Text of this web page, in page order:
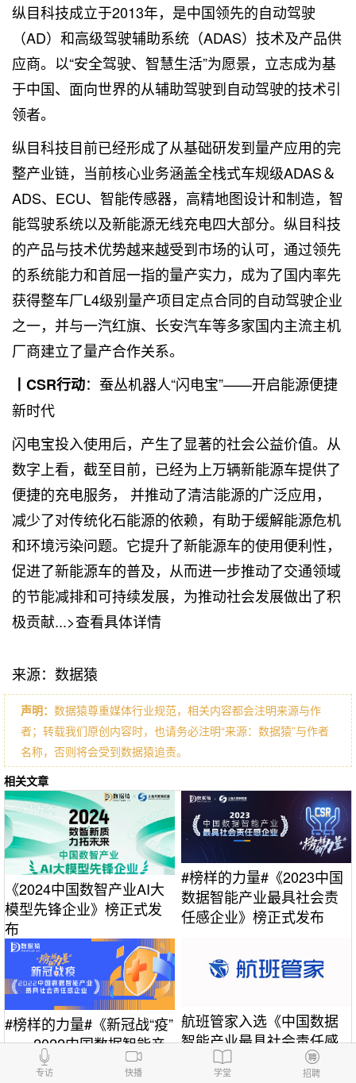
纵目科技成立于2013年，是中国领先的自动驾驶
（AD）和高级驾驶辅助系统（ADAS）技术及产品供
应商。以“安全驾驶、智慧生活”为愿景，立志成为基
于中国、面向世界的从辅助驾驶到自动驾驶的技术引
领者。
纵目科技目前已经形成了从基础研发到量产应用的完
整产业链，当前核心业务涵盖全栈式车规级ADAS＆
ADS、ECU、智能传感器，高精地图设计和制造，智
能驾驶系统以及新能源无线充电四大部分。纵目科技
的产品与技术优势越来越受到市场的认可，通过领先
的系统能力和首屈一指的量产实力，成为了国内率先
获得整车厂L4级别量产项目定点合同的自动驾驶企业
之一，并与一汽红旗、长安汽车等多家国内主流主机
厂商建立了量产合作关系。
丨CSR行动：蚕丛机器人“闪电宝”——开启能源便捷
新时代
闪电宝投入使用后，产生了显著的社会公益价值。从
数字上看，截至目前，已经为上万辆新能源车提供了
便捷的充电服务， 并推动了清洁能源的广泛应用，
减少了对传统化石能源的依赖，有助于缓解能源危机
和环境污染问题。它提升了新能源车的使用便利性，
促进了新能源车的普及，从而进一步推动了交通领域
的节能减排和可持续发展，为推动社会发展做出了积
极贡献...>查看具体详情
来源：数据猿
声明： 数据猿尊重媒体行业规范，相关内容都会注明来源与作
者；转载我们原创内容时，也请务必注明“来源：数据猿”与作者
名称，否则将会受到数据猿追责。
相关文章
《2024中国数智产业AI大
模型先锋企业》榜正式发
布
#榜样的力量#《2023中国
数据智能产业最具社会责
任感企业》榜正式发布
#榜样的力量#《新冠战“疫”
——2022中国数据智能产
业最具社会责任感企业》
航班管家入选《中国数据
智能产业最具社会责任感
企业》榜单
专访 快播 学堂 招聘